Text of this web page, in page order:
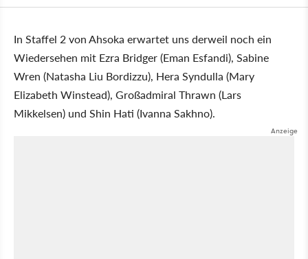
In Staffel 2 von Ahsoka erwartet uns derweil noch ein
Wiedersehen mit Ezra Bridger (Eman Esfandi), Sabine
Wren (Natasha Liu Bordizzu), Hera Syndulla (Mary
Elizabeth Winstead), Großadmiral Thrawn (Lars
Mikkelsen) und Shin Hati (Ivanna Sakhno).